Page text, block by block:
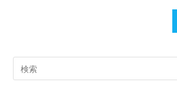
名
を
コ
メ
く